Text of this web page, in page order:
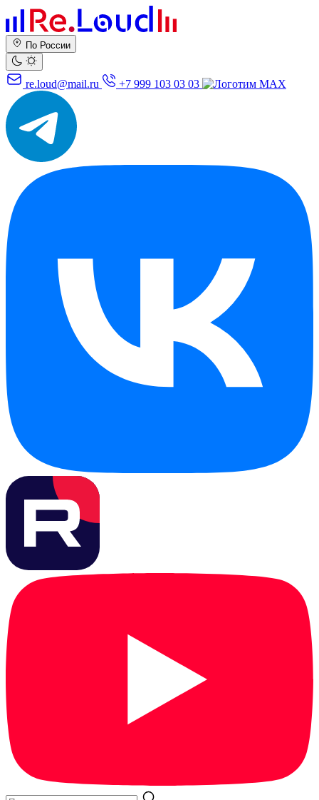
По России
re.loud@mail.ru +7 999 103 03 03